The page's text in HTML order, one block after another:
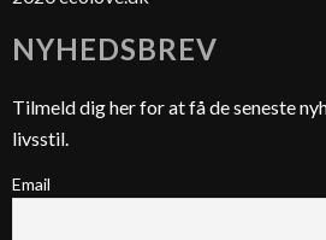
NYHEDSBREV
Tilmeld dig her for at få de seneste
livsstil.
Email